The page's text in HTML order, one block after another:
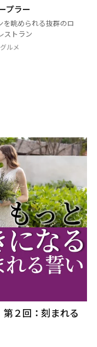
プラー
を眺められる抜群のロ
ストラン
グルメ
２回：刻まれる